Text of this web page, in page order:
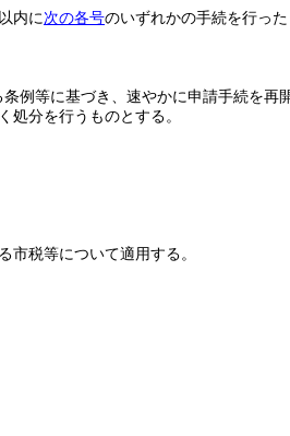
内に次の各号のいずれかの手続を行っ
例等に基づき、速やかに申請手続を再
分を行うものとする。
市税等について適用する。